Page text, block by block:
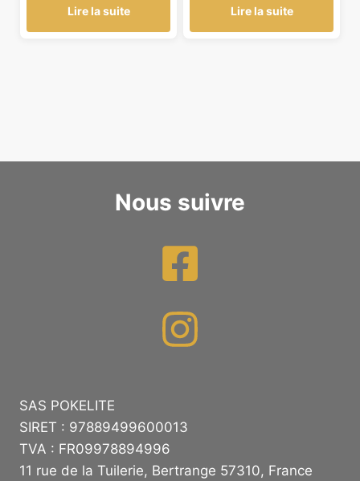
Lire la suite
initial
actuel
Lire la suite
Nous suivre
SAS POKELITE
SIRET : 97889499600013
TVA : FR09978894996
11 rue de la Tuilerie, Bertrange 57310, France